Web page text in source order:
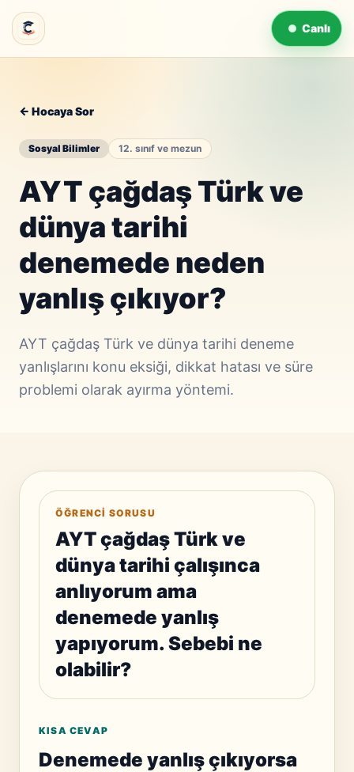
Canlı
← Hocaya Sor
Sosyal Bilimler 12. sınıf ve mezun
AYT çağdaş Türk ve
dünya tarihi
denemede neden
yanlış çıkıyor?
AYT çağdaş Türk ve dünya tarihi deneme
yanlışlarını konu eksiği, dikkat hatası ve süre
problemi olarak ayırma yöntemi.
ÖĞRENCI SORUSU
AYT çağdaş Türk ve
dünya tarihi çalışınca
anlıyorum ama
denemede yanlış
yapıyorum. Sebebi ne
olabilir?
KISA CEVAP
Denemede yanlış çıkıyorsa